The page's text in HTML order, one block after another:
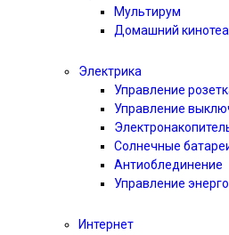
Мультирум
Домашний
Электрика
Управление
Управление
Солнечные
Антиоблединение
Управление
Интернет